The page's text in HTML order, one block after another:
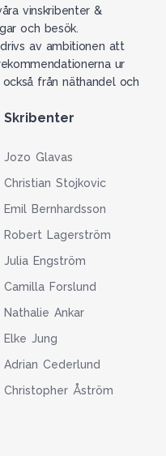
vinskribenter &
och besök.
av ambitionen att
ur
från näthandel och
Skribenter
Jozo Glavas
Christian Stojkovic
Emil Bernhardsson
Robert Lagerström
Julia Engström
Camilla Forslund
Nathalie Ankar
Elke Jung
Adrian Cederlund
Christopher Åström